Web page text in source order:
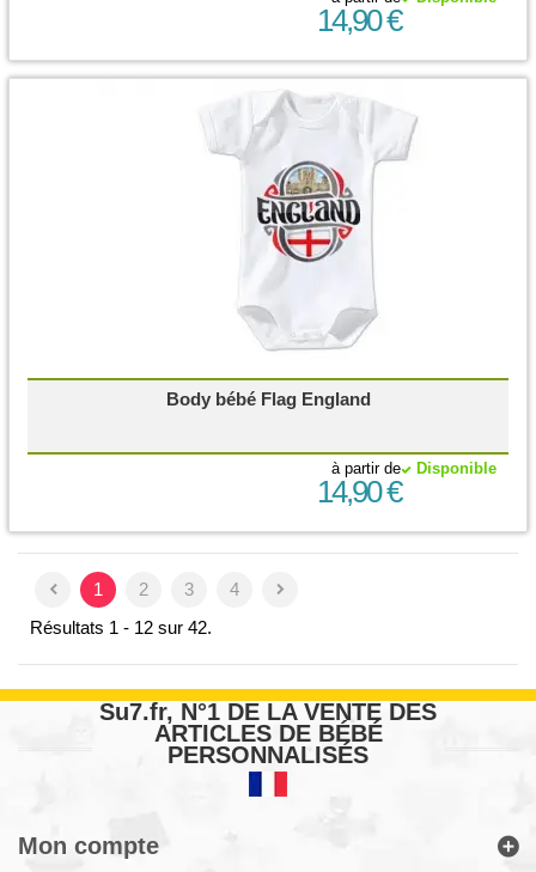
14,90 €
Body bébé Flag England
Disponible
à partir de
14,90 €
1 2 3
4
Résultats 1 - 12 sur 42.
Su7.fr, N°1 DE LA VENTE DES
ARTICLES DE BÉBÉ
PERSONNALISÉS
Mon compte